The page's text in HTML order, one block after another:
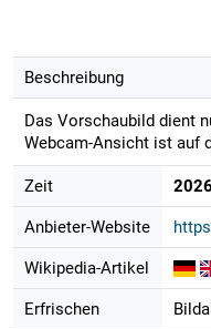
Beschreibung
Das Vorschaubild dient
Webcam-Ansicht ist auf
Zeit
Anbieter-Website
Wikipedia-Artikel
Erfrischen